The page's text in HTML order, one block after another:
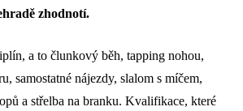
zhodnotí.
a to člunkový běh, tapping nohou,
samostatné nájezdy, slalom s míčem,
a střelba na branku. Kvalifikace, které